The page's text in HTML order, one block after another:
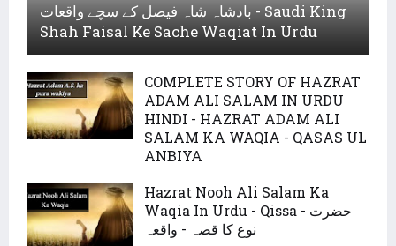
بادشاہ شاہ فیصل کے سچے واقعات - Saudi King
Shah Faisal Ke Sache Waqiat In Urdu
COMPLETE STORY OF HAZRAT
ADAM ALI SALAM IN URDU
HINDI - HAZRAT ADAM ALI
SALAM KA WAQIA - QASAS UL
ANBIYA
Hazrat Nooh Ali Salam Ka
Waqia In Urdu - Qissa - حضرت
نوع کا قصہ - واقعہ